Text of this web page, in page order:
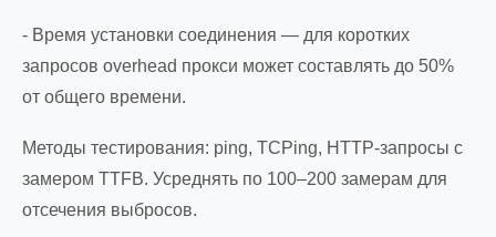
- Время установки соединения — для коротких
запросов overhead прокси может составлять до 50%
от общего времени.
Методы тестирования: ping, TCPing, HTTP-запросы с
замером TTFB. Усреднять по 100–200 замерам для
отсечения выбросов.